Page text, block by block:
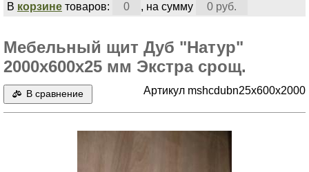
В корзинетоваров: 0 , на сумму 0 руб.
Мебельный щит Дуб "Натур"
2000х600х25 мм Экстра срощ.
В сравнение Артикул mshcdubn25x600x2000